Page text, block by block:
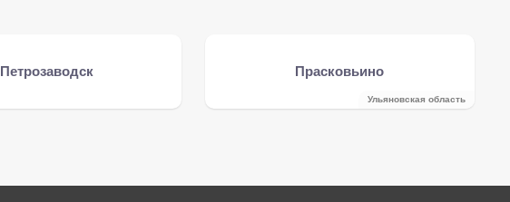
Петрозаводск Прасковьино
Ульяновская область